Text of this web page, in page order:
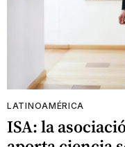
LATINOAMÉRICA
ISA: la